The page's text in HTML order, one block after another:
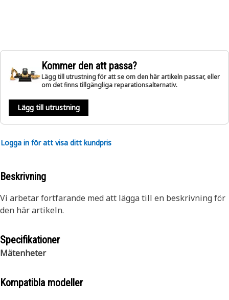
Kommer den att passa?
Lägg till utrustning för att se om den här artikeln passar, eller
om det finns tillgängliga reparationsalternativ.
Lägg till utrustning
Logga in för att visa ditt kundpris
Beskrivning
Vi arbetar fortfarande med att lägga till en beskrivning för
den här artikeln.
Specifikationer
Mätenheter
Kompatibla modeller